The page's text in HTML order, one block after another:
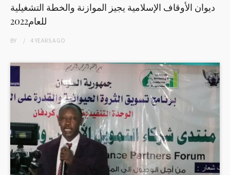
ديوان الأوقاف الإسلامية يجيز الموازنة والخطة التشغيلية
للعام2022
BY 4 YEARSAGO